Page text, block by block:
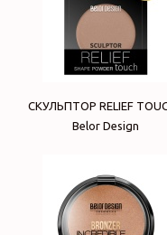
СКУЛЬПТОР RELIEF
Belor Design